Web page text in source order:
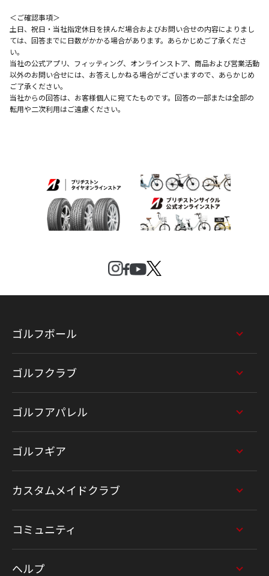
＜ご確認事項＞
土日、祝日・当社指定休日を挟んだ場合およびお問い合せの内容によりまし
ては、回答までに日数がかかる場合があります。あらかじめご了承くださ
い。
当社の公式アプリ、フィッティング、オンラインストア、商品および営業活動
以外のお問い合せには、お答えしかねる場合がございますので、あらかじめ
ご了承ください。
当社からの回答は、お客様個人に宛てたものです。回答の一部または全部の
転用や二次利用はご遠慮ください。
ゴルフボール
ゴルフクラブ
ゴルフアパレル
ゴルフギア
カスタムメイドクラブ
コミュニティ
ヘルプ